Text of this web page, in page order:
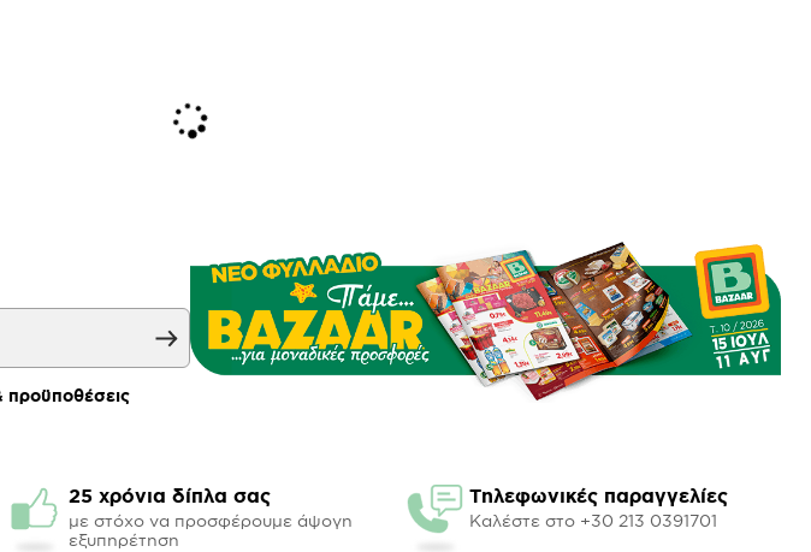
προϋποθέσεις
25 χρόνια δίπλα σας
με στόχο να προσφέρουμε άψογη
εξυπηρέτηση
Τηλεφωνικές παραγγελίες
Καλέστε στο +30 213 0391701